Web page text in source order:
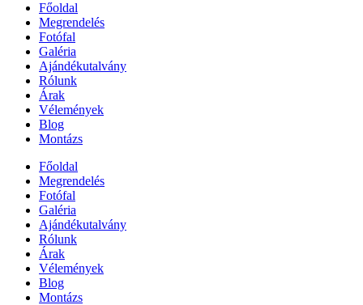
Főoldal
Megrendelés
Fotófal
Galéria
Ajándékutalvány
Rólunk
Árak
Vélemények
Blog
Montázs
Főoldal
Megrendelés
Fotófal
Galéria
Ajándékutalvány
Rólunk
Árak
Vélemények
Blog
Montázs